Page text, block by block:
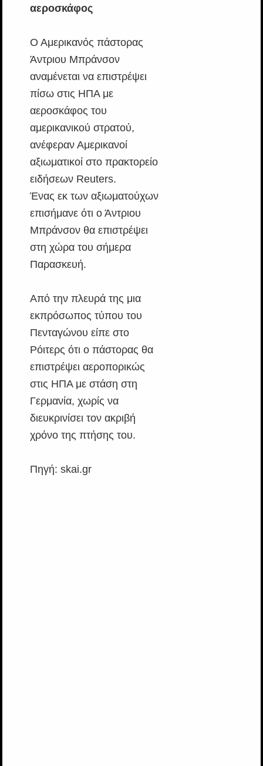
αεροσκάφος
Ο Αμερικανός πάστορας
Άντριου Μπράνσον
αναμένεται να επιστρέψει
πίσω στις ΗΠΑ με
αεροσκάφος του
αμερικανικού στρατού,
ανέφεραν Αμερικανοί
αξιωματικοί στο πρακτορείο
ειδήσεων Reuters.
Ένας εκ των αξιωματούχων
επισήμανε ότι ο Άντριου
Μπράνσον θα επιστρέψει
στη χώρα του σήμερα
Παρασκευή.
Από την πλευρά της μια
εκπρόσωπος τύπου του
Πενταγώνου είπε στο
Ρόιτερς ότι ο πάστορας θα
επιστρέψει αεροπορικώς
στις ΗΠΑ με στάση στη
Γερμανία, χωρίς να
διευκρινίσει τον ακριβή
χρόνο της πτήσης του.
Πηγή: skai.gr